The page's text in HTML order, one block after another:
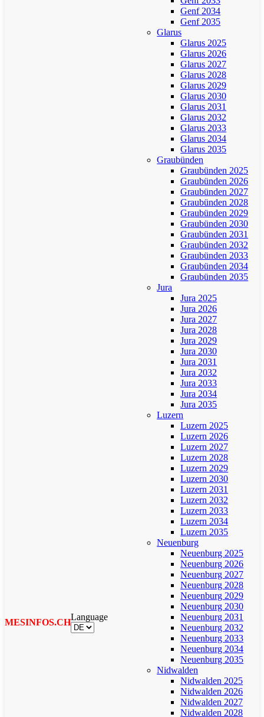
MESINFOS.CH
Language
Genf 2034
Genf 2035
Glarus
Glarus 2025
Glarus 2026
Glarus 2027
Glarus 2028
Glarus 2029
Glarus 2030
Glarus 2031
Glarus 2032
Glarus 2033
Glarus 2034
Glarus 2035
Graubünden
Graubünden 2025
Graubünden 2026
Graubünden 2027
Graubünden 2028
Graubünden 2029
Graubünden 2030
Graubünden 2031
Graubünden 2032
Graubünden 2033
Graubünden 2034
Graubünden 2035
Jura
Jura 2025
Jura 2026
Jura 2027
Jura 2028
Jura 2029
Jura 2030
Jura 2031
Jura 2032
Jura 2033
Jura 2034
Jura 2035
Luzern
Luzern 2025
Luzern 2026
Luzern 2027
Luzern 2028
Luzern 2029
Luzern 2030
Luzern 2031
Luzern 2032
Luzern 2033
Luzern 2034
Luzern 2035
Neuenburg
Neuenburg 2025
Neuenburg 2026
Neuenburg 2027
Neuenburg 2028
Neuenburg 2029
Neuenburg 2030
Neuenburg 2031
Neuenburg 2032
Neuenburg 2033
Neuenburg 2034
Neuenburg 2035
Nidwalden
Nidwalden 2025
Nidwalden 2026
Nidwalden 2027
Nidwalden 2028